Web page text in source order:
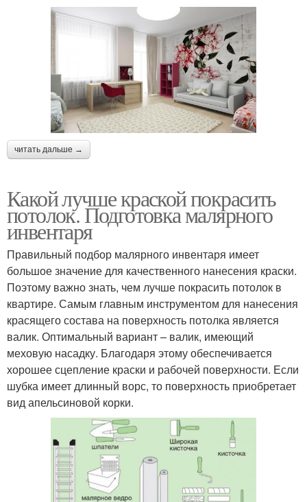
читать дальше →
Какой лучше краской покрасить
потолок. Подготовка малярного
инвентаря
Правильный подбор малярного инвентаря имеет
большое значение для качественного нанесения краски.
Поэтому важно знать, чем лучше покрасить потолок в
квартире. Самым главным инструментом для нанесения
красящего состава на поверхность потолка является
валик. Оптимальный вариант – валик, имеющий
меховую насадку. Благодаря этому обеспечивается
хорошее сцепление краски и рабочей поверхности. Если
шубка имеет длинный ворс, то поверхность приобретает
вид апельсиновой корки.